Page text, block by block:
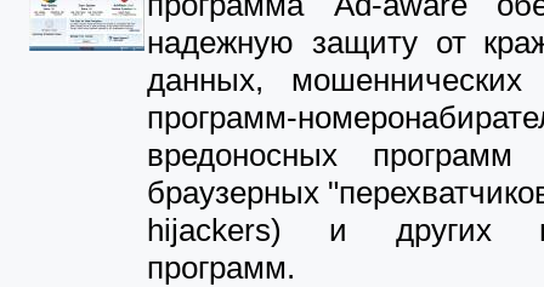
надежную защиту от
данных, мошеннических
программ-
вредоносных программ
браузерных
hijackers) и других
программ.